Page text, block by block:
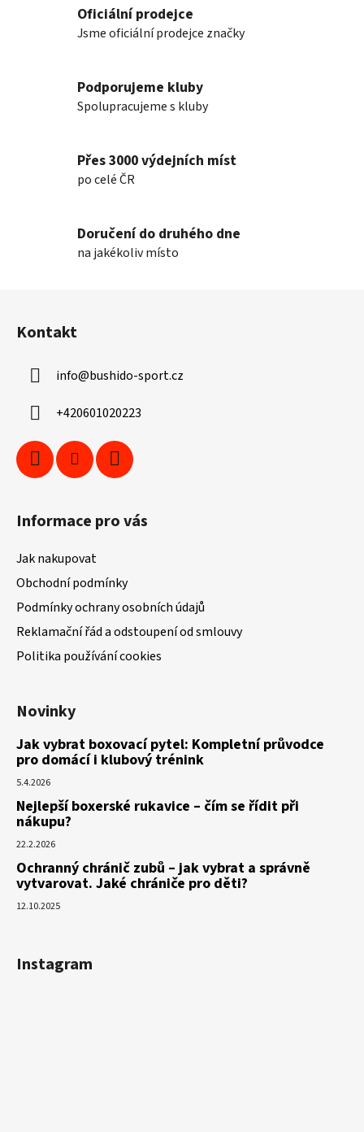
Oficiální prodejce
Jsme oficiální prodejce značky
Podporujeme kluby
Spolupracujeme s kluby
Přes 3000 výdejních míst
po celé ČR
Doručení do druhého dne
na jakékoliv místo
Kontakt
info@bushido-sport.cz
+420601020223
Informace pro vás
Jak nakupovat
Obchodní podmínky
Podmínky ochrany osobních údajů
Reklamační řád a odstoupení od smlouvy
Politika používání cookies
Novinky
Jak vybrat boxovací pytel: Kompletní průvodce
pro domácí i klubový trénink
5.4.2026
Nejlepší boxerské rukavice – čím se řídit při
nákupu?
22.2.2026
Ochranný chránič zubů – jak vybrat a správně
vytvarovat. Jaké chrániče pro děti?
12.10.2025
Instagram